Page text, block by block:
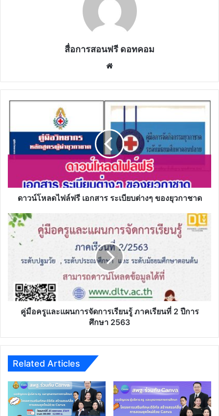
สื่อการสอนฟรี ดอทคอม
ดาวน์โหลด
เอกสาร
ระเบียบ
ต่างๆ
กาชาด
ดาวน์โหลดไฟล์ฟรี เอกสาร ระเบียบต่างๆ ของยุวกาชาด
คู่มือ
ครู
และ
จัดการ
ภาค
เรียน
2563
คู่มือครูและแผนการจัดการเรียนรู้ ภาคเรียนที่ 2 ปีการ
ศึกษา 2563
Related Articles